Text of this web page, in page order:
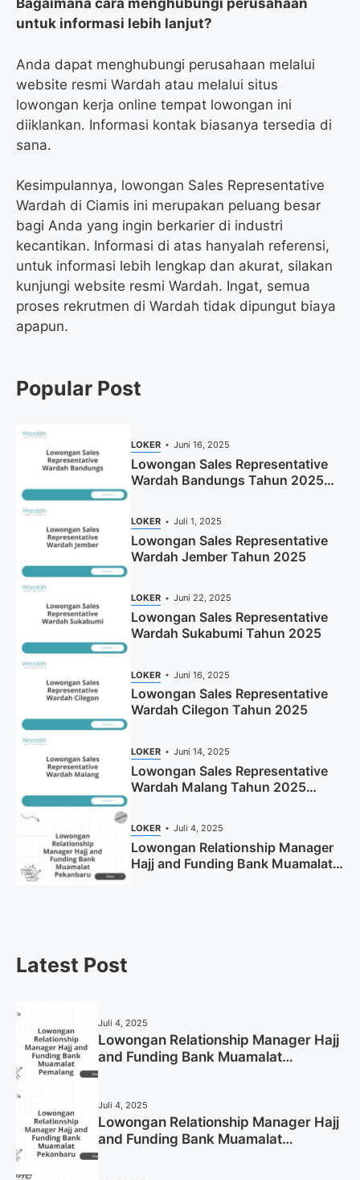
Bagaimana cara menghubungi perusahaan
untuk informasi lebih lanjut?
Anda dapat menghubungi perusahaan melalui
website resmi Wardah atau melalui situs
lowongan kerja online tempat lowongan ini
diiklankan. Informasi kontak biasanya tersedia di
sana.
Kesimpulannya, lowongan Sales Representative
Wardah di Ciamis ini merupakan peluang besar
bagi Anda yang ingin berkarier di industri
kecantikan. Informasi di atas hanyalah referensi,
untuk informasi lebih lengkap dan akurat, silakan
kunjungi website resmi Wardah. Ingat, semua
proses rekrutmen di Wardah tidak dipungut biaya
apapun.
Popular Post
LOKER Juni 16, 2025
Lowongan Sales Representative
Wardah Bandungs Tahun 2025
LOKER Juli 1, 2025
Lowongan Sales Representative
Wardah Jember Tahun 2025
LOKER Juni 22, 2025
Lowongan Sales Representative
Wardah Sukabumi Tahun 2025
LOKER Juni 16, 2025
Lowongan Sales Representative
Wardah Cilegon Tahun 2025
LOKER Juni 14, 2025
Lowongan Sales Representative
Wardah Malang Tahun 2025
LOKER Juli 4, 2025
Lowongan Relationship Manager
Hajj and Funding Bank Muamalat
Latest Post
Juli 4, 2025
Lowongan Relationship Manager Hajj
and Funding Bank Muamalat
Juli 4, 2025
Lowongan Relationship Manager Hajj
and Funding Bank Muamalat